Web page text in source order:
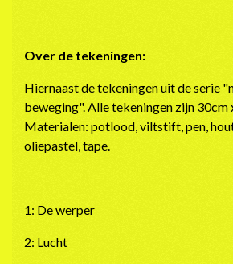
Over de tekeningen:
Hiernaast de tekeningen uit de serie
beweging". Alle tekeningen zijn 30cm
Materialen: potlood, viltstift, pen,
oliepastel, tape.
1: De werper
2: Lucht